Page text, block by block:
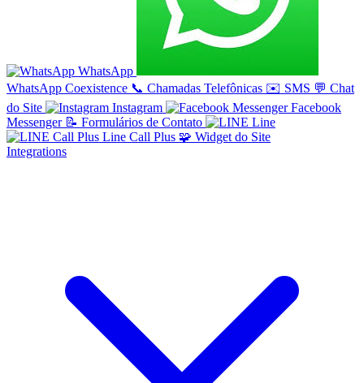
WhatsApp
WhatsApp Coexistence 📞 Chamadas Telefônicas ✉️ SMS 💬 Chat
do Site
Instagram
Facebook
Messenger 📝 Formulários de Contato
Line
Line Call Plus 🧩 Widget do Site
Integrations